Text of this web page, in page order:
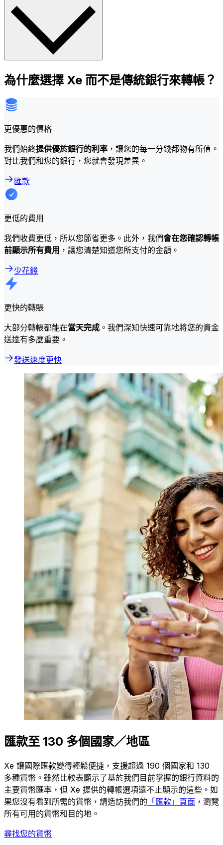
為什麼選擇 Xe 而不是傳統銀行來轉帳？
更優惠的價格
我們始終提供優於銀行的利率 ，讓您的每一分錢都物有所值。
對比我們和您的銀行，您就會發現差異。
匯款
更低的費用
我們收費更低，所以您節省更多。此外，我們會在您確認轉帳
前顯示所有費用 ，讓您清楚知道您所支付的金額。
少花錢
更快的轉賬
大部分轉帳都能在當天完成 。我們深知快速可靠地將您的資金
送達有多麼重要。
發送速度更快
匯款至 130 多個國家／地區
Xe 讓國際匯款變得輕鬆便捷，支援超過 190 個國家和 130
多種貨幣。雖然比較表顯示了基於我們目前掌握的銀行資料的
主要貨幣匯率，但 Xe 提供的轉帳選項遠不止顯示的這些。如
果您沒有看到所需的貨幣，請造訪我們的 「匯款」頁面 ，瀏覽
所有可用的貨幣和目的地。
尋找您的貨幣